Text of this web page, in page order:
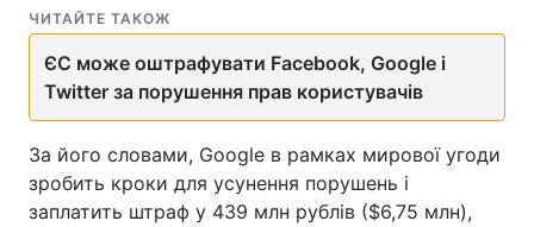
ЧИТАЙТЕ ТАКОЖ
ЄС може оштрафувати Facebook, Google і
Twitter за порушення прав користувачів
За його словами, Google в рамках мирової угоди
зробить кроки для усунення порушень і
заплатить штраф у 439 млн рублів ($6,75 млн),